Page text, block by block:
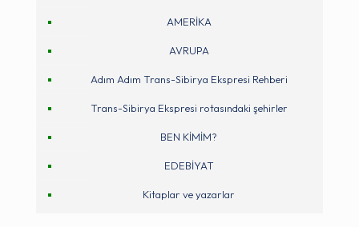
AMERİKA
AVRUPA
Adım Adım Trans-Sibirya Ekspresi Rehberi
Trans-Sibirya Ekspresi rotasındaki şehirler
BEN KİMİM?
EDEBİYAT
Kitaplar ve yazarlar